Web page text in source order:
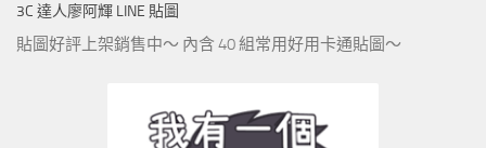
3C 達人廖阿輝 LINE 貼圖
貼圖好評上架銷售中～ 內含 40 組常用好用卡通貼圖～